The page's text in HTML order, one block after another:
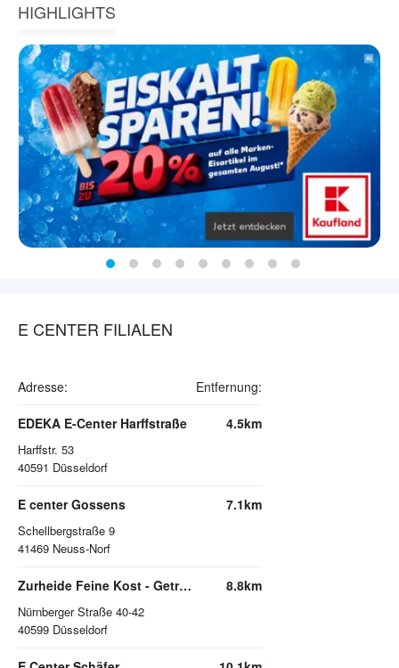
HIGHLIGHTS
E CENTER FILIALEN
Adresse: Entfernung:
EDEKA E-Center Harffstraße
Harffstr. 53
40591 Düsseldorf
4.5km
E center Gossens
Schellbergstraße 9
41469 Neuss-Norf
7.1km
Zurheide Feine Kost - Getränkemarkt
Nürnberger Straße 40-42
40599 Düsseldorf
8.8km